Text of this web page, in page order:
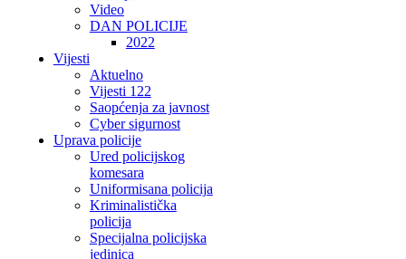
Video
DAN POLICIJE
2022
Vijesti
Aktuelno
Vijesti 122
Saopćenja za javnost
Cyber sigurnost
Uprava policije
Ured policijskog
komesara
Uniformisana policija
Kriminalistička
policija
Specijalna policijska
jedinica